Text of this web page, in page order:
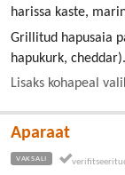
harissa kaste,
Grillitud hapusaia
hapukurk, cheddar).
Lisaks kohapeal
Aparaat
VAKSALI